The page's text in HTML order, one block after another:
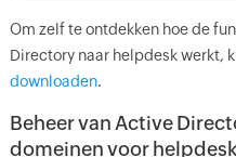
Om zelf te ontdekken hoe de
Directory naar helpdesk werkt,
downloaden.
Beheer van Active
domeinen voor